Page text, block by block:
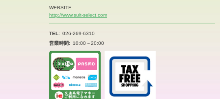
WEBSITE
http://www.suit-select.com
TEL
026-269-6310
営業時間
10:00～20:00